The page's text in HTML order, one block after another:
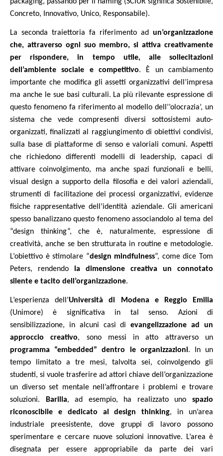
Concreto, Innovativo, Unico, Responsabile).
La seconda traiettoria fa riferimento ad un’organizzazione
che, attraverso ogni suo membro, si attiva creativamente
per rispondere, in tempo utile, alle sollecitazioni
dell’ambiente sociale e competitivo. È un cambiamento
importante che modifica gli assetti organizzativi dell’impresa
ma anche le sue basi culturali. La più rilevante espressione di
questo fenomeno fa riferimento al modello dell’’olocrazia’, un
sistema che vede compresenti diversi sottosistemi auto-
organizzati, finalizzati al raggiungimento di obiettivi condivisi,
sulla base di piattaforme di senso e valoriali comuni. Aspetti
che richiedono differenti modelli di leadership, capaci di
attivare coinvolgimento, ma anche spazi funzionali e belli,
visual design a supporto della filosofia e dei valori aziendali,
strumenti di facilitazione dei processi organizzativi, evidenze
fisiche rappresentative dell’identità aziendale. Gli americani
spesso banalizzano questo fenomeno associandolo al tema del
“design thinking”, che è, naturalmente, espressione di
creatività, anche se ben strutturata in routine e metodologie.
L’obiettivo è stimolare “design mindfulness”, come dice Tom
Peters, rendendo
la dimensione creativa un connotato
silente e tacito dell’organizzazione.
L’esperienza dell’Università di Modena e Reggio Emilia
(Unimore) è significativa in tal senso. Azioni di
sensibilizzazione, in alcuni casi dievangelizzazione ad un
approccio creativo, sono messi in atto attraverso un
programma “embedded” dentro le organizzazioni. In un
tempo limitato a tre mesi, talvolta sei, coinvolgendo gli
studenti, si vuole trasferire ad attori chiave dell’organizzazione
un diverso set mentale nell’affrontare i problemi e trovare
soluzioni.
Barilla, ad esempio, ha realizzato unospazio
riconoscibile e dedicato al design thinking, in un’area
industriale preesistente, dove gruppi di lavoro possono
sperimentare e cercare nuove soluzioni innovative. L’area è
disegnata per essere appropriabile da parte dei vari